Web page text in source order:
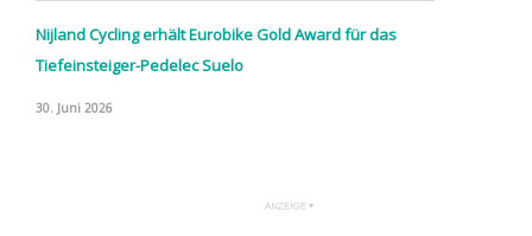
Nijland Cycling erhält Eurobike Gold Award für das
Tiefeinsteiger-Pedelec Suelo
30. Juni 2026